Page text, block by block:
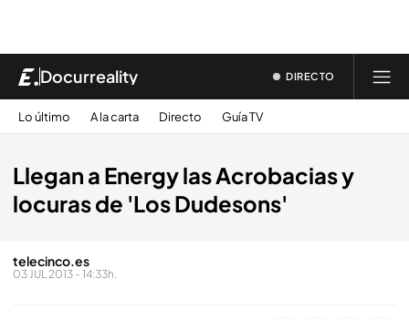
Docurreality DIRECTO
Lo último A la carta Directo Guía TV
Llegan a Energy las Acrobacias y
locuras de 'Los Dudesons'
telecinco.es
03 JUL 2013 - 14:33h.